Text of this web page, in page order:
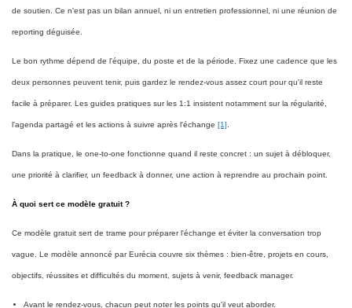
de soutien. Ce n'est pas un bilan annuel, ni un entretien professionnel, ni une réunion de
reporting déguisée.
Le bon rythme dépend de l'équipe, du poste et de la période. Fixez une cadence que les
deux personnes peuvent tenir, puis gardez le rendez-vous assez court pour qu'il reste
facile à préparer. Les guides pratiques sur les 1:1 insistent notamment sur la régularité,
l'agenda partagé et les actions à suivre après l'échange [1]
Dans la pratique, le one-to-one fonctionne quand il reste concret : un sujet à débloquer,
une priorité à clarifier, un feedback à donner, une action à reprendre au prochain point.
À quoi sert ce modèle gratuit ?
Ce modèle gratuit sert de trame pour préparer l'échange et éviter la conversation trop
vague. Le modèle annoncé par Eurécia couvre six thèmes : bien-être, projets en cours,
objectifs, réussites et difficultés du moment, sujets à venir, feedback manager.
Avant le rendez-vous, chacun peut noter les points qu'il veut aborder.